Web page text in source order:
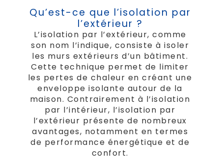
Qu’est-ce que l’isolation par
l’extérieur ?
L’isolation par l’extérieur, comme
son nom l’indique, consiste à isoler
les murs extérieurs d’un bâtiment.
Cette technique permet de limiter
les pertes de chaleur en créant une
enveloppe isolante autour de la
maison. Contrairement à l’isolation
par l’intérieur, l’isolation par
l’extérieur présente de nombreux
avantages, notamment en termes
de performance énergétique et de
confort.